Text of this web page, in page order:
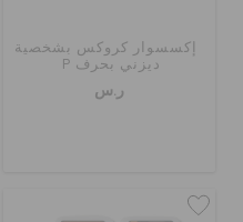
إكسسوار كروكس بشخصية
ديزني بحرف P
ر.س